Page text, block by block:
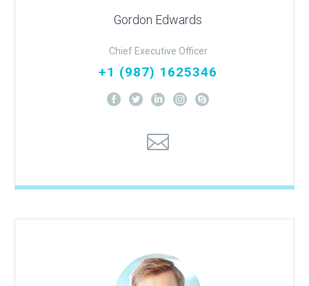
Gordon Edwards
Chief Executive Officer
+1 (987) 1625346